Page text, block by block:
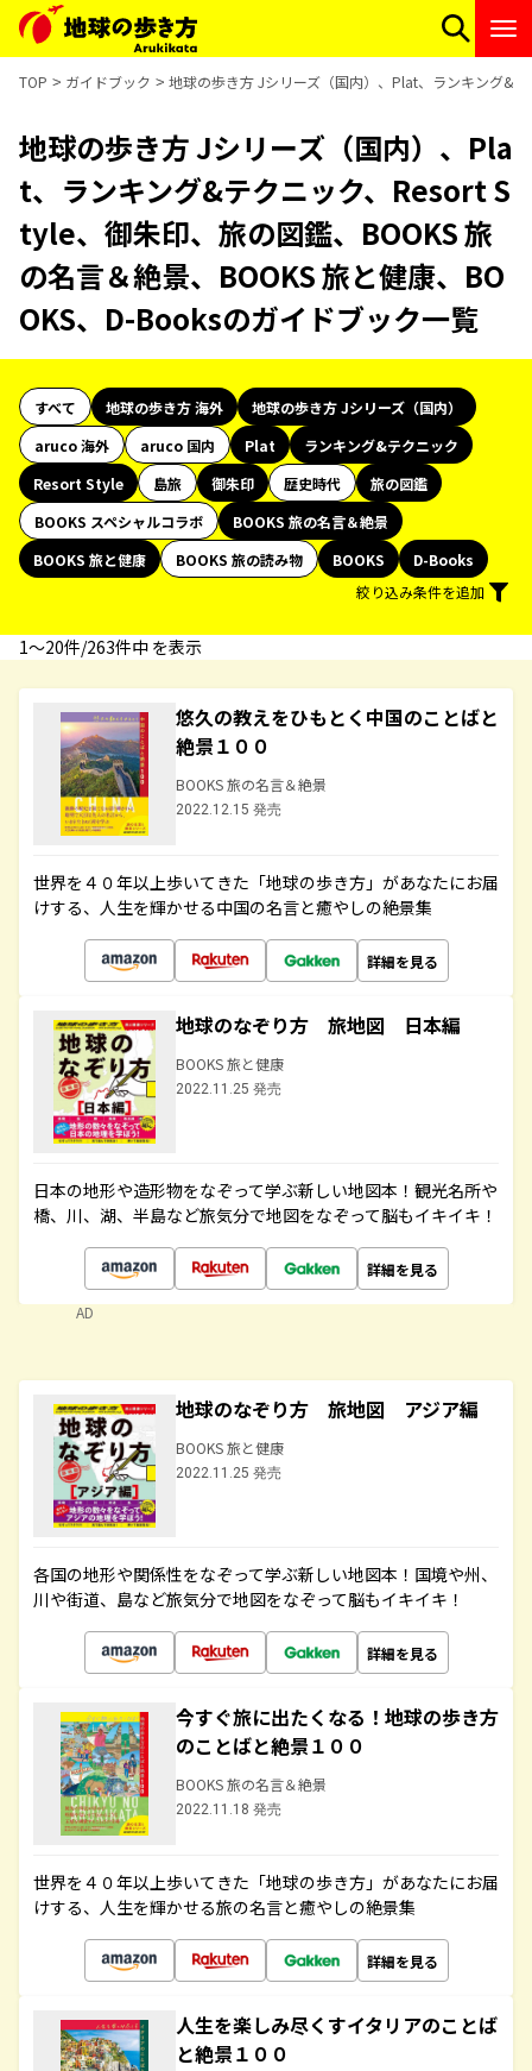
TOP ガイドブック 地球の歩き方 Jシリーズ（国内）、Plat、ランキング&
地球の歩き方 Jシリーズ（国内）、Pla
t、ランキング&テクニック、Resort S
tyle、御朱印、旅の図鑑、BOOKS 旅
の名言＆絶景、BOOKS 旅と健康、BO
OKS、D-Booksのガイドブック一覧
すべて 地球の歩き方 海外
地球の歩き方 Jシリーズ（国内）
aruco 海外
aruco 国内 Plat
ランキング&テクニック
Resort Style
島旅 御朱印 歴史時代
旅の図鑑
BOOKS スペシャルコラボ
BOOKS 旅の名言＆絶景
BOOKS 旅と健康
BOOKS 旅の読み物 BOOKS
D-Books
絞り込み条件を追加
1〜20件/263件中 を表示
悠久の教えをひもとく中国のことばと
絶景１００
BOOKS 旅の名言＆絶景
2022.12.15 発売
世界を４０年以上歩いてきた「地球の歩き方」があなたにお届
けする、人生を輝かせる中国の名言と癒やしの絶景集
詳細を見る
地球のなぞり方 旅地図 日本編
BOOKS 旅と健康
2022.11.25 発売
日本の地形や造形物をなぞって学ぶ新しい地図本！観光名所や
橋、川、湖、半島など旅気分で地図をなぞって脳もイキイキ！
詳細を見る
AD
地球のなぞり方 旅地図 アジア編
BOOKS 旅と健康
2022.11.25 発売
各国の地形や関係性をなぞって学ぶ新しい地図本！国境や州、
川や街道、島など旅気分で地図をなぞって脳もイキイキ！
詳細を見る
今すぐ旅に出たくなる！地球の歩き方
のことばと絶景１００
BOOKS 旅の名言＆絶景
2022.11.18 発売
世界を４０年以上歩いてきた「地球の歩き方」があなたにお届
けする、人生を輝かせる旅の名言と癒やしの絶景集
詳細を見る
人生を楽しみ尽くすイタリアのことば
と絶景１００